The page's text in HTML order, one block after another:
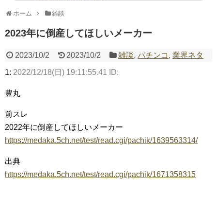
いヤバいか教えて？...
Powered by livedoor 相互RSS
ホーム 雑談
2023年に倒産してほしいメーカー
2023/10/2 2023/10/2 雑談,パチンコ ,業界ネタ
1: 2022/12/18(日) 19:11:55.41 ID:
豊丸
前スレ
2022年に倒産してほしいメーカー
https://medaka.5ch.net/test/read.cgi/pachik/1639563314/
出典
https://medaka.5ch.net/test/read.cgi/pachik/1671358315